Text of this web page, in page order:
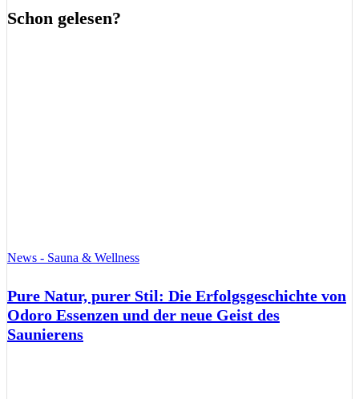
Schon gelesen?
News - Sauna & Wellness
Pure Natur, purer Stil: Die Erfolgsgeschichte von
Odoro Essenzen und der neue Geist des
Saunierens